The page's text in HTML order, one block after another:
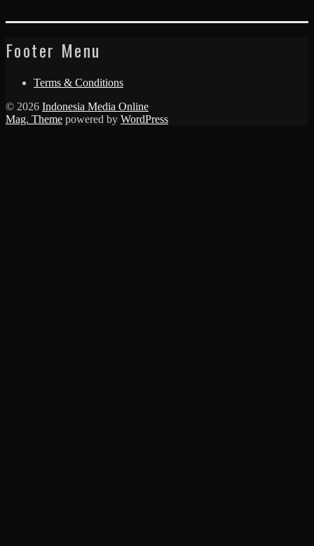
Footer Menu
Terms & Conditions
© 2026 Indonesia Media Online
Mag. Theme powered by WordPress